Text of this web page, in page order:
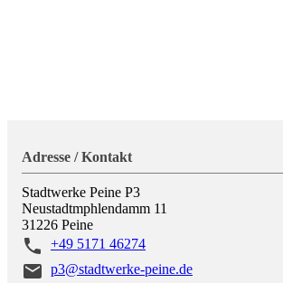
Adresse / Kontakt
Stadtwerke Peine P3
Neustadtmphlendamm 11
31226 Peine
+49 5171 46274
p3@stadtwerke-peine.de